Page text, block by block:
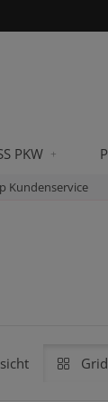
PKW
Kundenservice